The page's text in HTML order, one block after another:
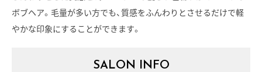
ボブヘア。毛量が多い方でも、質感をふんわりとさせるだけで軽
やかな印象にすることができます。
SALON INFO